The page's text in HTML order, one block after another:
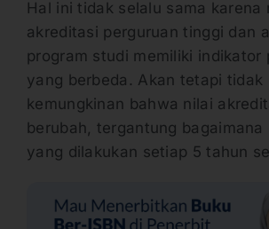
Hal ini tidak selalu sama karena
akreditasi perguruan tinggi dan
program studi memiliki indikator
yang berbeda. Akan tetapi tidak
kemungkinan bahwa nilai
berubah, tergantung bagaimana
yang dilakukan setiap 5 tahun